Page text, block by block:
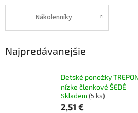
Nákolenníky
Najpredávanejšie
Detské ponožky
nízke členkové ŠEDÉ
Skladem (5 ks)
2,51 €